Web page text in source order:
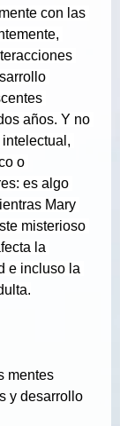
con las
años. Y no
o
es algo
Mary
misterioso
la
e incluso la
mentes
y desarrollo